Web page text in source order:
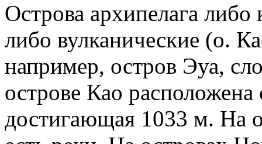
Острова архипелага
либо вулканические (о.
например, остров Эуа,
острове Као
достигающая 1033 м. На